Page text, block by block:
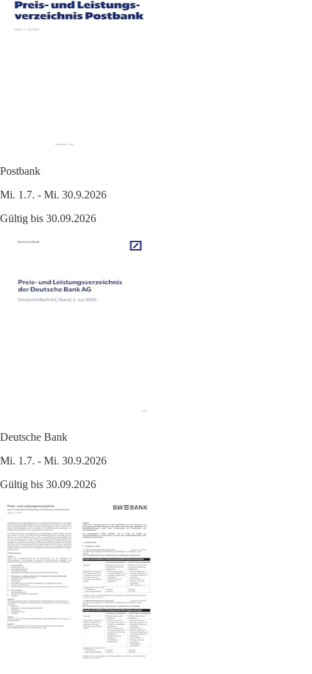
Postbank
Mi. 1.7. - Mi. 30.9.2026
Gültig bis 30.09.2026
Deutsche Bank
Mi. 1.7. - Mi. 30.9.2026
Gültig bis 30.09.2026